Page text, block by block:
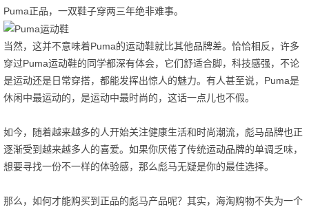
Puma正品，一双鞋子穿两三年绝非难事。
当然，这并不意味着Puma的运动鞋就比其他品牌差。恰恰相反，许多
穿过Puma运动鞋的同学都深有体会，它们舒适合脚，科技感强，不论
是运动还是日常穿搭，都能发挥出惊人的魅力。有人甚至说，Puma是
休闲中最运动的，是运动中最时尚的，这话一点儿也不假。
如今，随着越来越多的人开始关注健康生活和时尚潮流，彪马品牌也正
逐渐受到越来越多人的喜爱。如果你厌倦了传统运动品牌的单调乏味，
想要寻找一份不一样的体验感，那么彪马无疑是你的最佳选择。
那么，如何才能购买到正品的彪马产品呢？其实，海淘购物不失为一个